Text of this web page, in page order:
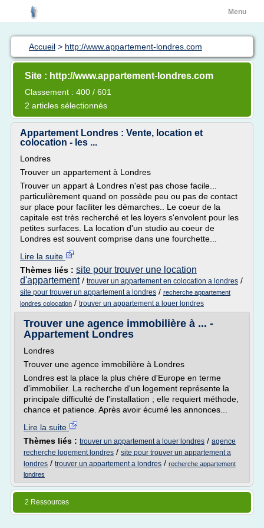
Menu
Accueil > http://www.appartement-londres.com
Site : http://www.appartement-londres.com
Classement : 400 / 601
2 articles sélectionnés
Appartement Londres : Vente, location et
colocation - les ...
Londres
Trouver un appartement à Londres
Trouver un appart à Londres n'est pas chose facile...
particulièrement quand on possède peu ou pas de contact
sur place pour faciliter les démarches.. Le coeur de la
capitale est très recherché et les loyers s'envolent pour les
petites surfaces. La location d'un studio au coeur de
Londres est souvent comprise dans une fourchette...
Lire la suite
Thèmes liés : site pour trouver une location
d'appartement/ trouver un appartement en colocation a londres /
site pour trouver un appartement a londres / recherche appartement
londres colocation / trouver un appartement a louer londres
Trouver une agence immobilière à ... -
Appartement Londres
Londres
Trouver une agence immobilière à Londres
Londres est la place la plus chère d'Europe en terme
d'immobilier. La recherche d'un logement représente la
principale difficulté de l'installation ; elle requiert méthode,
chance et patience. Après avoir écumé les annonces...
Lire la suite
Thèmes liés : trouver un appartement a louer londres / agence
recherche logement londres / site pour trouver un appartement a
londres / trouver un appartement a londres / recherche appartement
londres
2 Ressources